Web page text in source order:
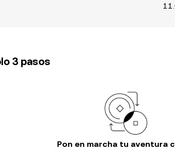
3 pasos
Pon en marcha tu aventura